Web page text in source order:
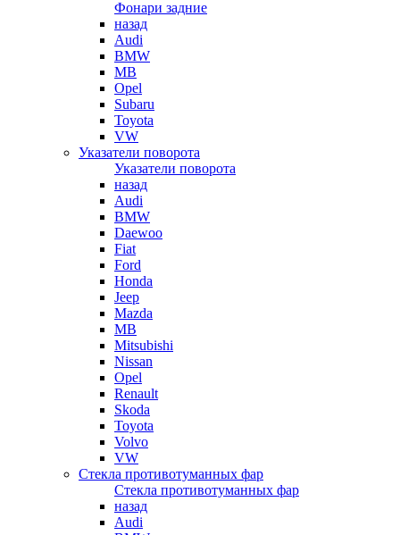
Фонари задние
назад
Audi
BMW
MB
Opel
Subaru
Toyota
VW
Указатели поворота
Указатели поворота
назад
Audi
BMW
Daewoo
Fiat
Ford
Honda
Jeep
Mazda
MB
Mitsubishi
Nissan
Opel
Renault
Skoda
Toyota
Volvo
VW
Стекла противотуманных фар
Стекла противотуманных фар
назад
Audi